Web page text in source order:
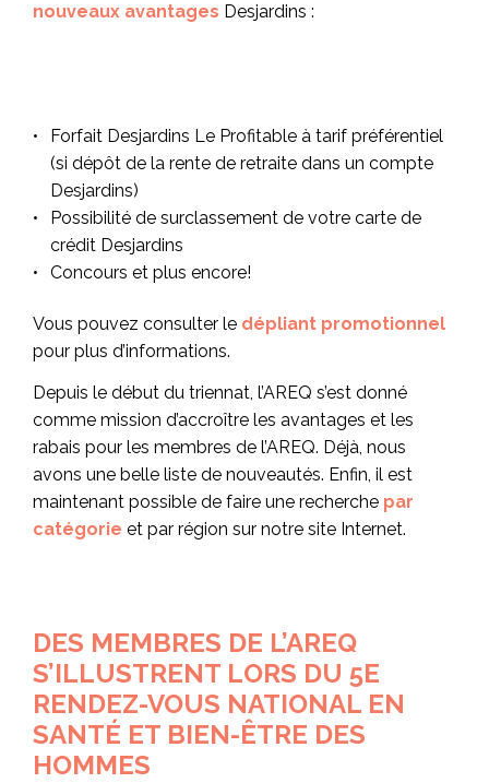
nouveaux avantages Desjardins :
Forfait Desjardins Le Profitable à tarif préférentiel
(si dépôt de la rente de retraite dans un compte
Desjardins)
Possibilité de surclassement de votre carte de
crédit Desjardins
Concours et plus encore!
Vous pouvez consulter le dépliant promotionnel
pour plus d’informations.
Depuis le début du triennat, l’AREQ s’est donné
comme mission d’accroître les avantages et les
rabais pour les membres de l’AREQ. Déjà, nous
avons une belle liste de nouveautés. Enfin, il est
maintenant possible de faire une recherche par
catégorie et par région sur notre site Internet.
DES MEMBRES DE L’AREQ
S’ILLUSTRENT LORS DU 5E
RENDEZ-VOUS NATIONAL EN
SANTÉ ET BIEN-ÊTRE DES
HOMMES